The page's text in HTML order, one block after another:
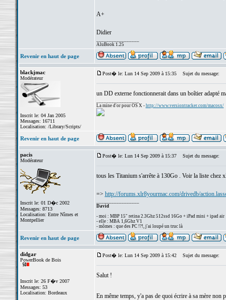
A+
Didier
AluBook 1.25
Revenir en haut de page
blackjmac
Modérateur
Inscrit le: 04 Jan 2005
Messages: 16711
Localisation: /Library/Scripts/
Post� le: Lun 14 Sep 2009 à 15:35 Sujet du message:
un DD externe fonctionnerait dans un boîtier adapté
La mine d'or pour OS X - http://www.versiontracker.com/macosx/
Revenir en haut de page
pacis
Modérateur
Inscrit le: 01 D�c 2002
Messages: 8713
Localisation: Entre Nîmes et
Montpellier
Post� le: Lun 14 Sep 2009 à 15:37 Sujet du message:
tous les Titanium s'arrête à 130Go . Voir la liste chez
=> http://forums.xlr8yourmac.com/drivedb/
David
- moi : MBP 15" retina 2.3Ghz 512ssd 16Go + iPad mini + ipad air
- elle : MBA 1,6Ghz V1
- mômes : que des PC !?!, j'ai loupé un truc là
Revenir en haut de page
didgar
PowerBook de Bois
Inscrit le: 26 F�v 2007
Messages: 53
Localisation: Bordeaux
Post� le: Lun 14 Sep 2009 à 15:42 Sujet du message:
Salut !
En même temps, y'a pas de quoi écrire à sa mère non